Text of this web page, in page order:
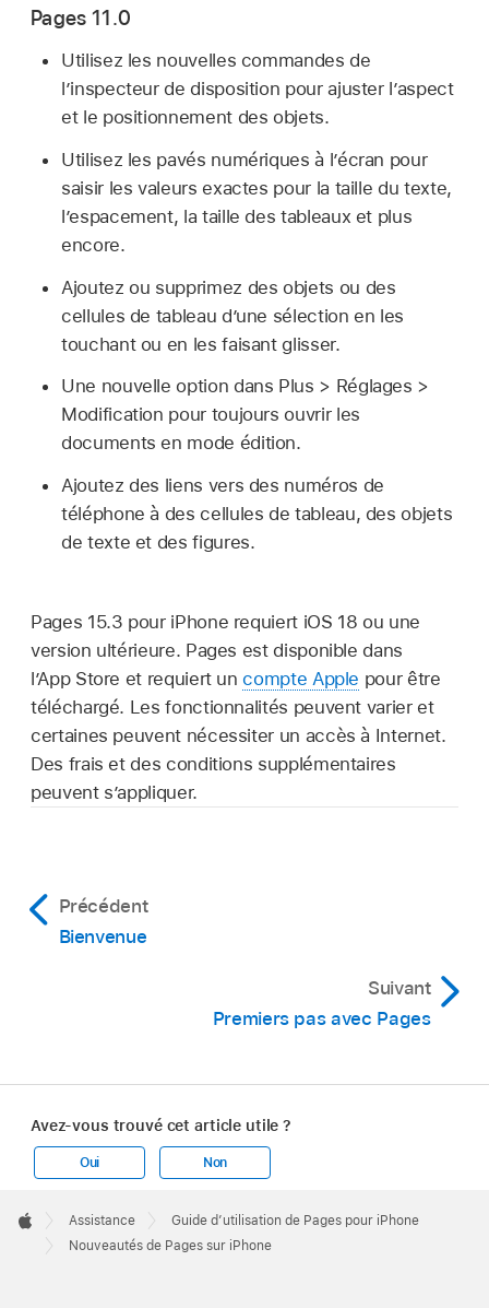
Pages 11.0
Utilisez les nouvelles commandes de
l’inspecteur de disposition pour ajuster l’aspect
et le positionnement des objets.
Utilisez les pavés numériques à l’écran pour
saisir les valeurs exactes pour la taille du texte,
l’espacement, la taille des tableaux et plus
encore.
Ajoutez ou supprimez des objets ou des
cellules de tableau d’une sélection en les
touchant ou en les faisant glisser.
Une nouvelle option dans Plus > Réglages >
Modification pour toujours ouvrir les
documents en mode édition.
Ajoutez des liens vers des numéros de
téléphone à des cellules de tableau, des objets
de texte et des figures.
Pages 15.3 pour iPhone requiert iOS 18 ou une
version ultérieure. Pages est disponible dans
l’App Store et requiert uncompte Apple pour être
téléchargé. Les fonctionnalités peuvent varier et
certaines peuvent nécessiter un accès à Internet.
Des frais et des conditions supplémentaires
peuvent s’appliquer.
Précédent
Bienvenue
Suivant
Premiers pas avec Pages
Avez-vous trouvé cet article utile ?
Oui Non
Footer

Apple
Assistance
Guide d’utilisation de Pages pour iPhone
Nouveautés de Pages sur iPhone